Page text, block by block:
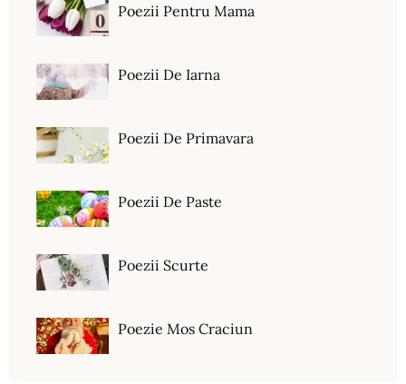
Poezii Pentru Mama
Poezii De Iarna
Poezii De Primavara
Poezii De Paste
Poezii Scurte
Poezie Mos Craciun